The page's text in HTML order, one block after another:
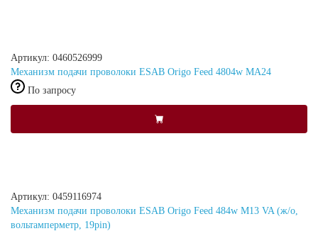
Артикул: 0460526999
Механизм подачи проволоки ESAB Origo Feed 4804w MA24
По запросу
Артикул: 0459116974
Механизм подачи проволоки ESAB Origo Feed 484w M13 VA (ж/о,
вольтамперметр, 19pin)